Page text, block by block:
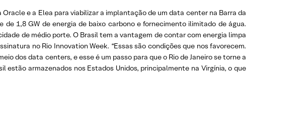
e a Elea para viabilizar a implantação de um data center na Barra da
1,8 GW de energia de baixo carbono e fornecimento ilimitado de água.
de médio porte. O Brasil tem a vantagem de contar com energia limpa
no Rio Innovation Week. “Essas são condições que nos favorecem.
dos data centers, e esse é um passo para que o Rio de Janeiro se torne a
estão armazenados nos Estados Unidos, principalmente na Virgínia, o que